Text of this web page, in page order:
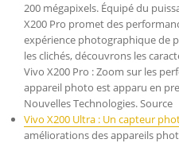
200 mégapixels. Équipé du
X200 Pro promet des
expérience photographique de
les clichés, découvrons les
Vivo X200 Pro : Zoom sur les
appareil photo est apparu en
Nouvelles Technologies. Source
Vivo X200 Ultra : Un capteur
améliorations des appareils